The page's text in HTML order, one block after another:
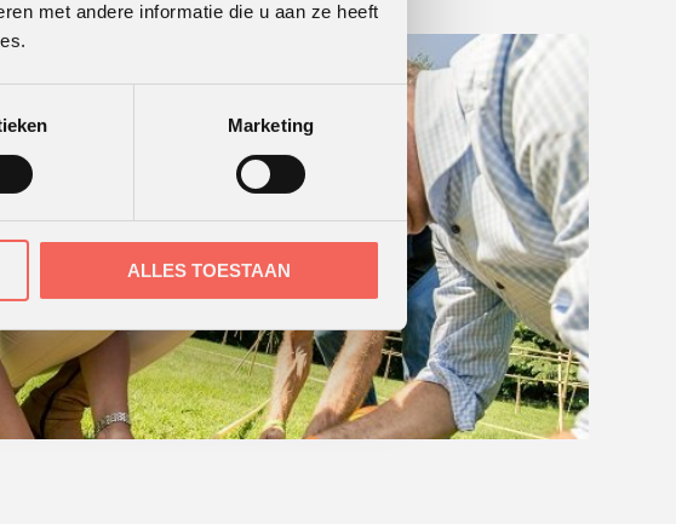
met andere informatie die u aan ze heeft
Marketing
ALLES TOESTAAN